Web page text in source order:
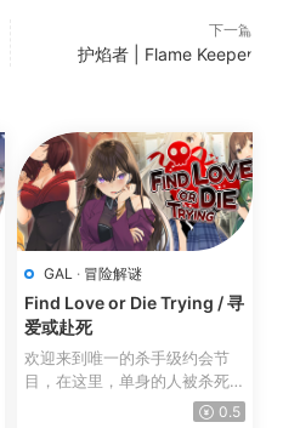
下一篇
护焰者 | Flame Keeper
GAL · 冒险解谜
Find Love or Die Trying / 寻
爱或赴死
欢迎来到唯一的杀手级约会节
目，在这里，单身的人被杀死
了! 是约会还是死亡，取决...0.5